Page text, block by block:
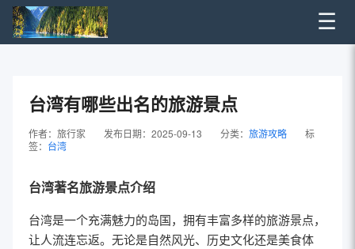
☰
台湾有哪些出名的旅游景点
作者：旅行家 发布日期：2025-09-13 分类： 旅游攻略
标
签： 台湾
台湾著名旅游景点介绍
台湾是一个充满魅力的岛国，拥有丰富多样的旅游景点，
让人流连忘返。无论是自然风光、历史文化还是美食体